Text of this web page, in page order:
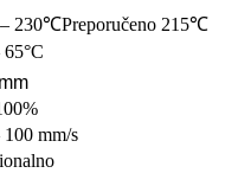
230℃Preporučeno 215℃
100 mm/s